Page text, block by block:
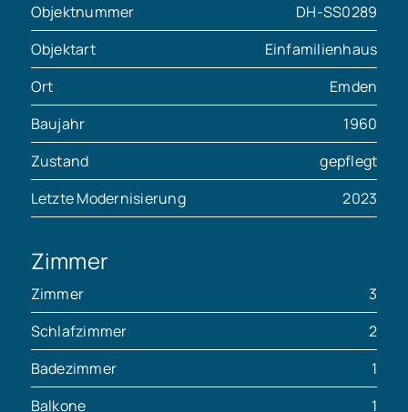
Objektnummer
DH-SS0289
Objektart
Einfamilienhaus
Ort
Emden
Baujahr
1960
Zustand
gepflegt
Letzte Modernisierung
2023
Zimmer
Zimmer
3
Schlafzimmer
2
Badezimmer
1
Balkone
1